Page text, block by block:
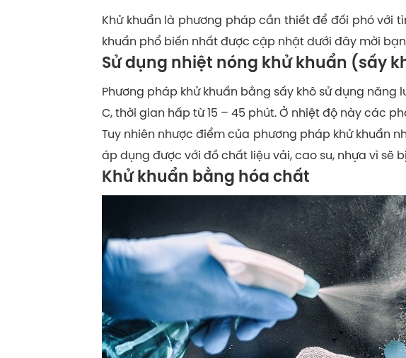
Khử khuẩn là phương pháp cần thiết để đối phó với
khuẩn phổ biến nhất được cập nhật dưới đây mời
Sử dụng nhiệt nóng khử khuẩn (sấy
Phương pháp khử khuẩn bằng sấy khô sử dụng
C, thời gian hấp từ 15 – 45 phút. Ở nhiệt độ này các
Tuy nhiên nhược điểm của phương pháp khử khuẩn
áp dụng được với đồ chất liệu vải, cao su, nhựa vì sẽ
Khử khuẩn bằng hóa chất